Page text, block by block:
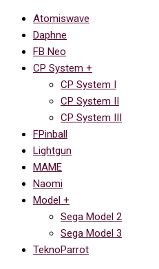
Atomiswave
Daphne
FB Neo
CP System +
CP System I
CP System II
CP System III
FPinball
Lightgun
MAME
Naomi
Model +
Sega Model 2
Sega Model 3
TeknoParrot